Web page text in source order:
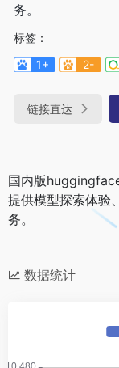
务。
标签：
1+
2-
链接直达
国内版
提供模型探索体验
务。
数据统计